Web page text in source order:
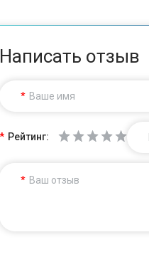
Написать отзыв
Ваше имя
Рейтинг:
Ваш отзыв